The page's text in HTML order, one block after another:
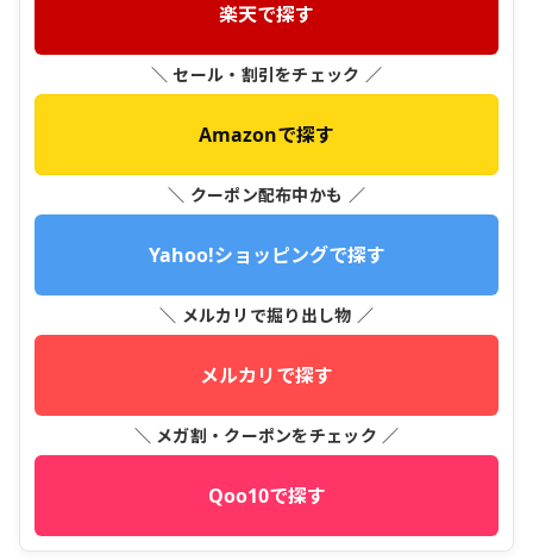
楽天で探す
＼ セール・割引をチェック ／
Amazonで探す
＼ クーポン配布中かも ／
Yahoo!ショッピングで探す
＼ メルカリで掘り出し物 ／
メルカリで探す
＼ メガ割・クーポンをチェック ／
Qoo10で探す